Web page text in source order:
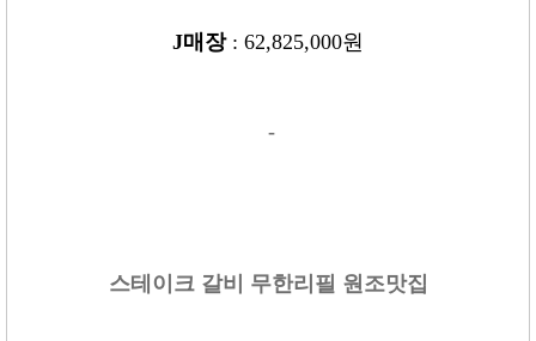
J매장 : 62,825,000원
-
스테이크 갈비 무한리필 원조맛집